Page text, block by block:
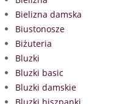
Bielizna damska
Biustonosze
Biżuteria
Bluzki
Bluzki basic
Bluzki damskie